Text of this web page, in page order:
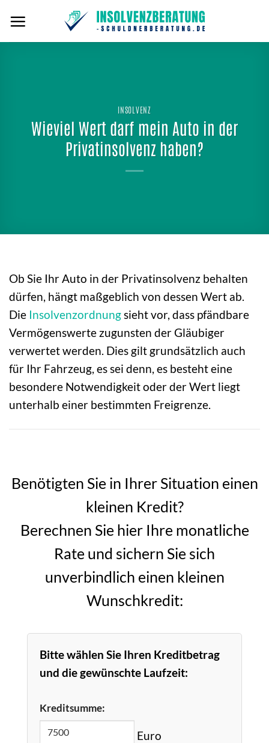
Inhalt
springen
INSOLVENZ
Wieviel Wert darf mein Auto in der
Privatinsolvenz haben?
Ob Sie Ihr Auto in der Privatinsolvenz behalten
dürfen, hängt maßgeblich von dessen Wert ab.
Die Insolvenzordnungsieht vor, dass pfändbare
Vermögenswerte zugunsten der Gläubiger
verwertet werden. Dies gilt grundsätzlich auch
für Ihr Fahrzeug, es sei denn, es besteht eine
besondere Notwendigkeit oder der Wert liegt
unterhalb einer bestimmten Freigrenze.
Benötigten Sie in Ihrer Situation einen
kleinen Kredit?
Berechnen Sie hier Ihre monatliche
Rate und sichern Sie sich
unverbindlich einen kleinen
Wunschkredit:
Bitte wählen Sie Ihren Kreditbetrag
und die gewünschte Laufzeit:
Kreditsumme:
Euro